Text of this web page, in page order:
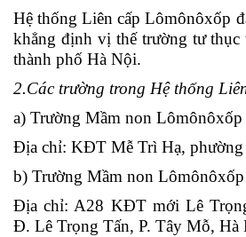
Hệ thống Liên cấp Lômônôxốp
khẳng định vị thế trường tư thục
thành phố Hà Nội.
2.Các trường trong Hệ thống
a) Trường Mầm non Lômônôxốp
Địa chỉ: KĐT Mễ Trì Hạ,
b) Trường Mầm non
Địa chỉ: A28 KĐT mới Lê
Đ. Lê Trọng Tấn, P. Tây Mỗ, Hà